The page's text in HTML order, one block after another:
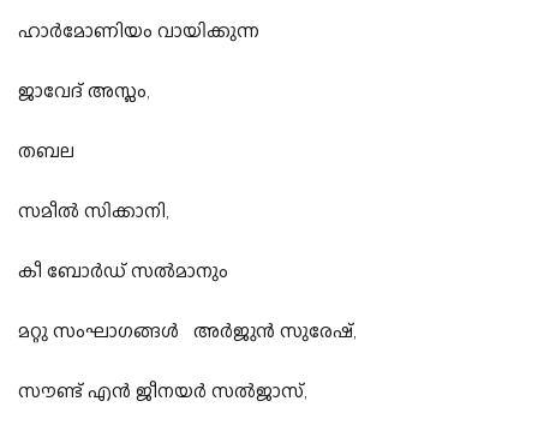
ഹാർമോണിയം വായിക്കുന്ന
ജാവേദ് അസ്ലം,
തബല
സമീൽ സിക്കാനി,
കീ ബോർഡ് സൽമാനും
മറ്റു സംഘാഗങ്ങൾ അർജുൻ സുരേഷ്,
സൗണ്ട് എൻ ജീനയർ സൽജാസ്,